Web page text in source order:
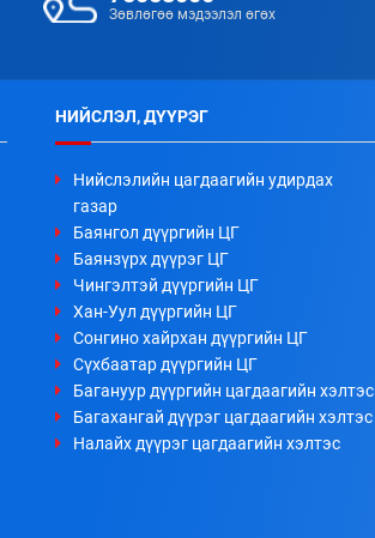
Зөвлөгөө мэдээлэл өгөх
НИЙСЛЭЛ, ДҮҮРЭГ
Нийслэлийн цагдаагийн удирдах
газар
Баянгол дүүргийн ЦГ
Баянзүрх дүүрэг ЦГ
Чингэлтэй дүүргийн ЦГ
Хан-Уул дүүргийн ЦГ
Сонгино хайрхан дүүргийн ЦГ
Сүхбаатар дүүргийн ЦГ
Багануур дүүргийн цагдаагийн хэлтэс
Багахангай дүүрэг цагдаагийн хэлтэс
Налайх дүүрэг цагдаагийн хэлтэс